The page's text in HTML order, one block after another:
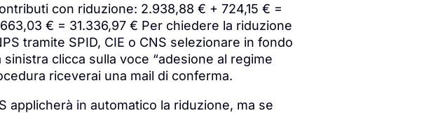
con riduzione: 2.938,88 € + 724,15 € =
€ = 31.336,97 € Per chiedere la riduzione
tramite SPID, CIE o CNS selezionare in fondo
clicca sulla voce “adesione al regime
riceverai una mail di conferma.
applicherà in automatico la riduzione, ma se